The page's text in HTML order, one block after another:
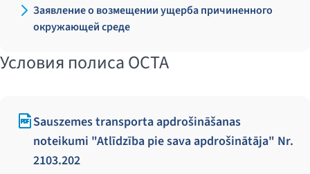
Заявление о возмещении ущерба причиненного
окружающей среде
Условия полиса OCTA
Sauszemes transporta apdrošināšanas
noteikumi "Atlīdzība pie sava apdrošinātāja" Nr.
2103.202